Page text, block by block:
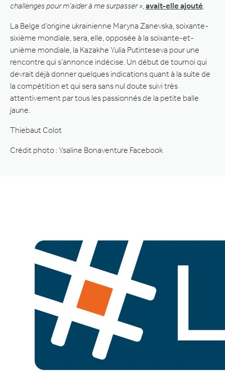
challenges pour m’aider à me surpasser » avait-elle ajouté
La Belge d’origine ukrainienne Maryna Zanevska, soixante-
sixième mondiale, sera, elle, opposée à la soixante-et-
unième mondiale, la Kazakhe Yulia Putinteseva pour une
rencontre qui s’annonce indécise. Un début de tournoi qui
devrait déjà donner quelques indications quant à la suite de
la compétition et qui sera sans nul doute suivi très
attentivement par tous les passionnés de la petite balle
jaune.
Thiebaut Colot
Crédit photo : Ysaline Bonaventure Facebook